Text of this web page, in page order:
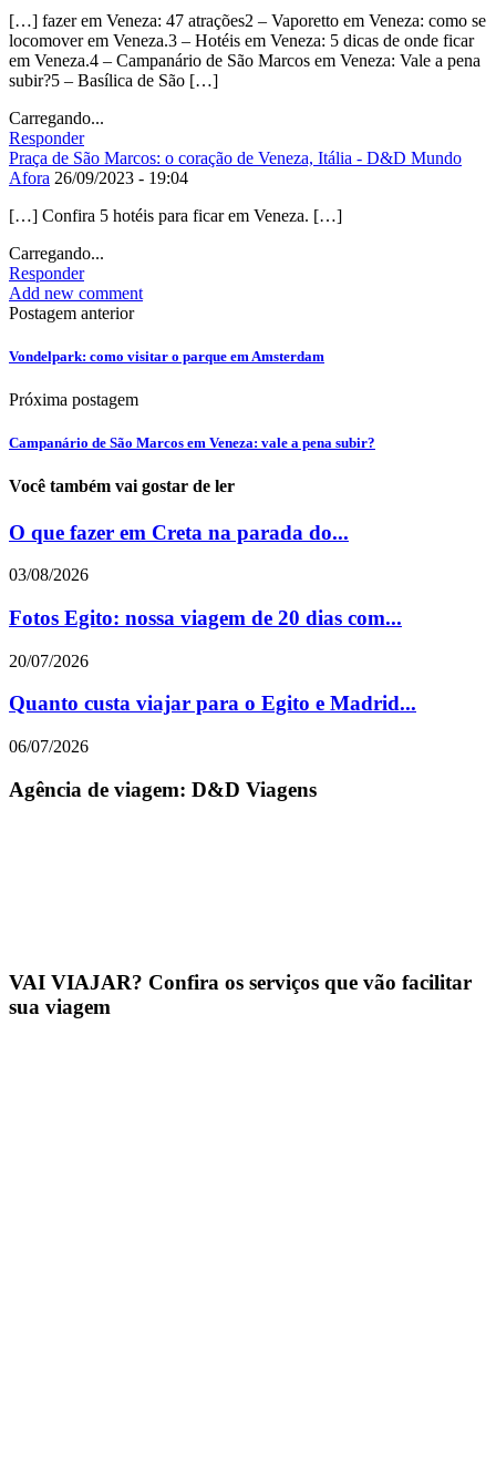
[…] fazer em Veneza: 47 atrações2 – Vaporetto em Veneza: como se
locomover em Veneza.3 – Hotéis em Veneza: 5 dicas de onde ficar
em Veneza.4 – Campanário de São Marcos em Veneza: Vale a pena
subir?5 – Basílica de São […]
Carregando...
Responder
Praça de São Marcos: o coração de Veneza, Itália - D&D Mundo
Afora 26/09/2023 - 19:04
[…] Confira 5 hotéis para ficar em Veneza. […]
Carregando...
Responder
Add new comment
Postagem anterior
Vondelpark: como visitar o parque em Amsterdam
Próxima postagem
Campanário de São Marcos em Veneza: vale a pena subir?
Você também vai gostar de ler
O que fazer em Creta na parada do...
03/08/2026
Fotos Egito: nossa viagem de 20 dias com...
20/07/2026
Quanto custa viajar para o Egito e Madrid...
06/07/2026
Agência de viagem: D&D Viagens
VAI VIAJAR? Confira os serviços que vão facilitar
sua viagem